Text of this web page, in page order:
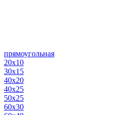
прямоугольная
20х10
30х15
40х20
40х25
50х25
60х30